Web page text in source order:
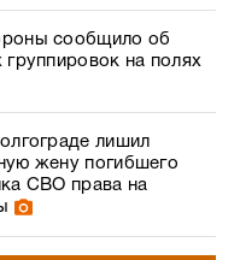
сообщило об
группировок на полях
лишил
жену погибшего
СВО права на